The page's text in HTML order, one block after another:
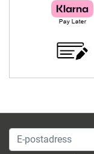
E-postadress